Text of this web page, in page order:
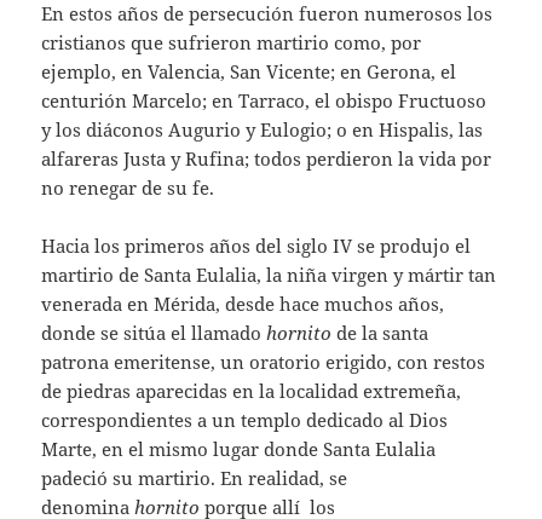
En estos años de persecución fueron numerosos los
cristianos que sufrieron martirio como, por
ejemplo, en Valencia, San Vicente; en Gerona, el
centurión Marcelo; en Tarraco, el obispo Fructuoso
y los diáconos Augurio y Eulogio; o en Hispalis, las
alfareras Justa y Rufina; todos perdieron la vida por
no renegar de su fe.
Hacia los primeros años del siglo IV se produjo el
martirio de Santa Eulalia, la niña virgen y mártir tan
venerada en Mérida, desde hace muchos años,
donde se sitúa el llamadohornito de la santa
patrona emeritense, un oratorio erigido, con restos
de piedras aparecidas en la localidad extremeña,
correspondientes a un templo dedicado al Dios
Marte, en el mismo lugar donde Santa Eulalia
padeció su martirio. En realidad, se
denominahornito porque allí los